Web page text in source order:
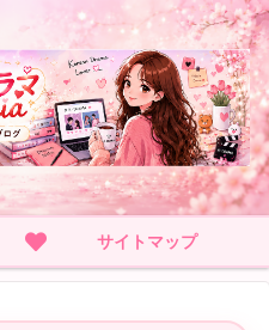
サイトマップ